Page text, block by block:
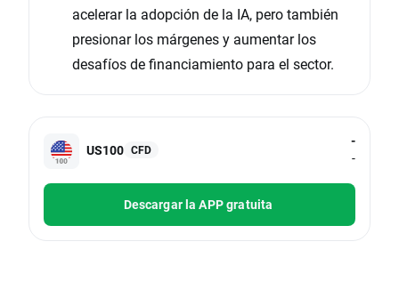
acelerar la adopción de la IA, pero también
presionar los márgenes y aumentar los
desafíos de financiamiento para el sector.
US100 CFD
-
-
Descargar la APP gratuita